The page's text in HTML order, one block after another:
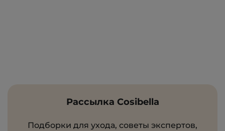
Рассылка Cosibella
Подборки для ухода, советы экспертов,